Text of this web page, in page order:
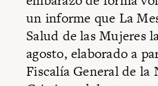
un informe que La
Salud de las Mujeres
agosto, elaborado a
Fiscalía General de la